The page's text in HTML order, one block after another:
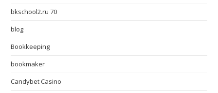
bkschool2.ru 70
blog
Bookkeeping
bookmaker
Candybet Casino